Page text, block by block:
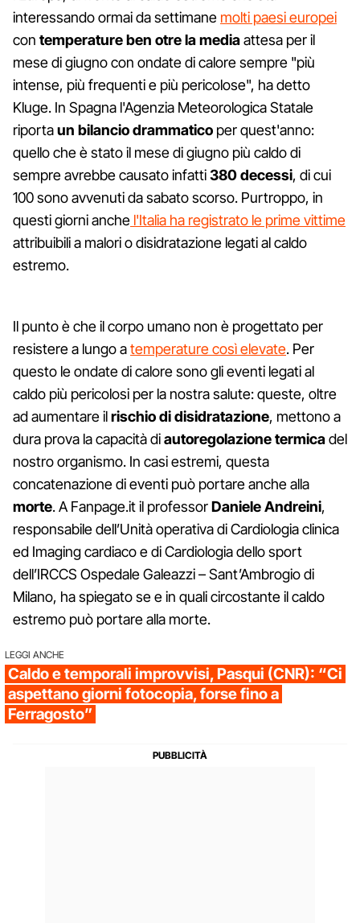
interessando ormai da settimane molti paesi europei
con temperature ben otre la mediaattesa per il
mese di giugno con ondate di calore sempre "più
intense, più frequenti e più pericolose", ha detto
Kluge. In Spagna l'Agenzia Meteorologica Statale
riportaun bilancio drammatico per quest'anno:
quello che è stato il mese di giugno più caldo di
sempre avrebbe causato infatti380 decessi, di cui
100 sono avvenuti da sabato scorso. Purtroppo, in
questi giorni anche l'Italia ha registrato le prime vittime
attribuibili a malori o disidratazione legati al caldo
estremo.
Il punto è che il corpo umano non è progettato per
resistere a lungo atemperature così elevate. Per
questo le ondate di calore sono gli eventi legati al
caldo più pericolosi per la nostra salute: queste, oltre
ad aumentare ilrischio di disidratazione, mettono a
dura prova la capacità diautoregolazione termicadel
nostro organismo. In casi estremi, questa
concatenazione di eventi può portare anche alla
morte. A Fanpage.it il professorDaniele Andreini,
responsabile dell’Unità operativa di Cardiologia clinica
ed Imaging cardiaco e di Cardiologia dello sport
dell’IRCCS Ospedale Galeazzi – Sant’Ambrogio di
Milano, ha spiegato se e in quali circostante il caldo
estremo può portare alla morte.
LEGGI ANCHE
Caldo e temporali improvvisi, Pasqui (CNR): “Ci
aspettano giorni fotocopia, forse fino a
Ferragosto”